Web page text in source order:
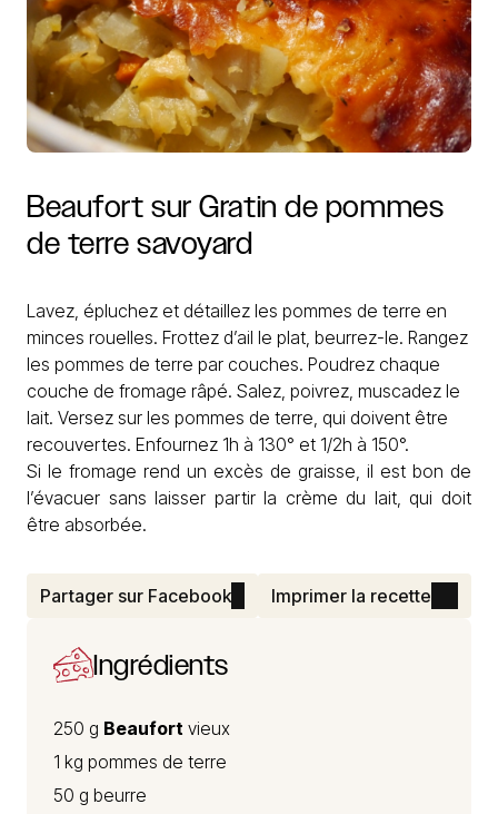
Beaufort sur Gratin de pommes
de terre savoyard
Lavez, épluchez et détaillez les pommes de terre en
minces rouelles. Frottez d’ail le plat, beurrez-le. Rangez
les pommes de terre par couches. Poudrez chaque
couche de fromage râpé. Salez, poivrez, muscadez le
lait. Versez sur les pommes de terre, qui doivent être
recouvertes. Enfournez 1h à 130° et 1/2h à 150°.
Si le fromage rend un excès de graisse, il est bon de
l’évacuer sans laisser partir la crème du lait, qui doit
être absorbée.
Partager sur Facebook Imprimer la recette
Ingrédients
250 g Beaufort vieux
1 kg pommes de terre
50 g beurre